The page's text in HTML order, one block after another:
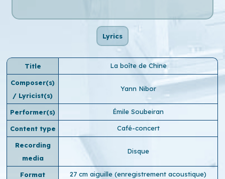
Lyrics
Title La boîte de Chine
Composer(s)
/ Lyricist(s)
Yann Nibor
Performer(s) Émile Soubeiran
Content type Café-concert
Recording
media
Disque
Format 27 cm aiguille (enregistrement acoustique)